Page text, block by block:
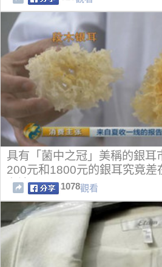
具有「菌中之冠」美稱的銀耳
200元和1800元的銀耳究竟差
在這...
1078觀看